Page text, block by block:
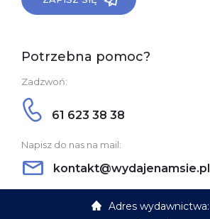
Potrzebna pomoc?
Zadzwoń:
61 623 38 38
Napisz do nas na mail:
kontakt@wydajenamsie.pl
Adres wydawnictwa: